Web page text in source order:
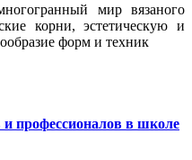
мир вязаного
корни, эстетическую и
форм и техник
профессионалов в школе